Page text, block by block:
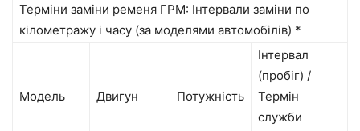
Терміни заміни ременя ГРМ: Інтервали заміни по
кілометражу і часу (за моделями автомобілів) *
Модель Двигун Потужність
Інтервал
(пробіг) /
Термін
служби